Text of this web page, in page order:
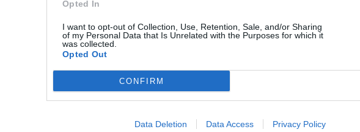
Opted In
I want to opt-out of Collection, Use, Retention, Sale, and/or Sharing
of my Personal Data that Is Unrelated with the Purposes for which it
was collected.
Opted Out
CONFIRM
Data Deletion Data Access Privacy Policy
csomópont épül Angyalföldön
Másfélszeresére bővítik